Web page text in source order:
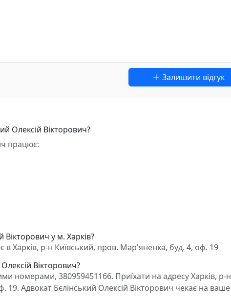
Залишити відгук
Олексій Вікторович?
працює:
Вікторович у м. Харків?
в Харків, р-н Київський, пров. Мар'яненка, буд. 4, оф. 19
Вікторович?
номерами, 380959451166. Приїхати на адресу Харків, р-н
Адвокат Бєлінський Олексій Вікторович чекає на ваше